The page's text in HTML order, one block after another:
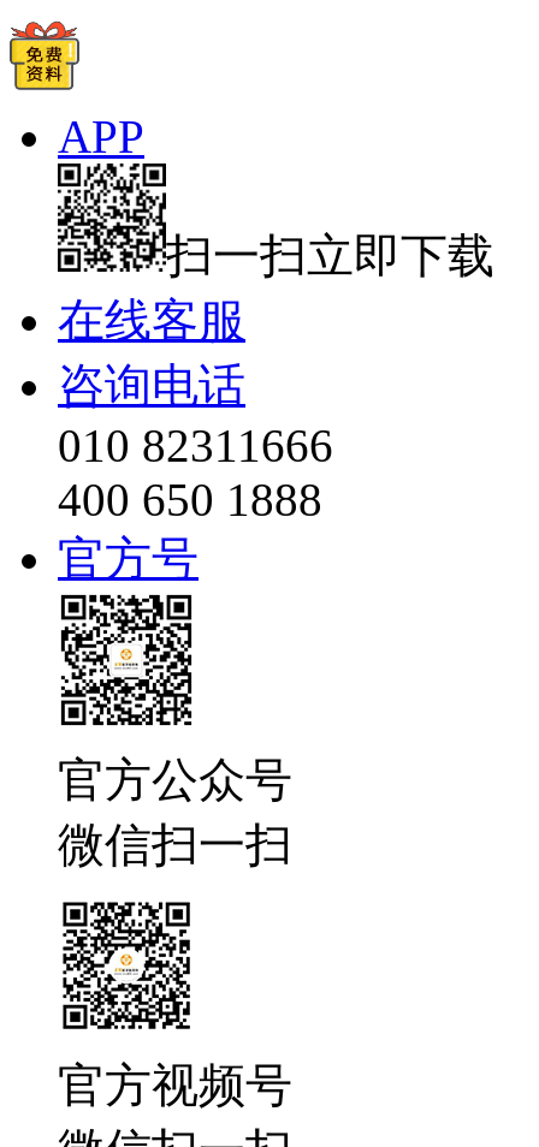
APP
扫一扫立即下载
在线客服
咨询电话
010 82311666
400 650 1888
官方号
官方公众号
微信扫一扫
官方视频号